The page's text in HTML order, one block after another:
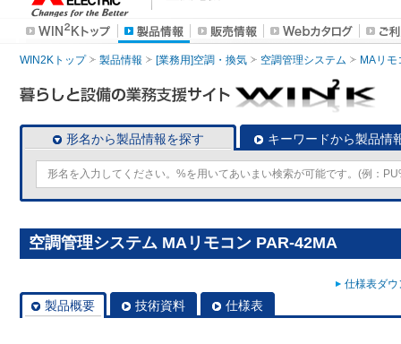
WIN2Kトップ 製品情報 [業務用]空調・換気 空調管理システム MAリモ
形名から製品情報を探す キーワードから製品情
空調管理システム MAリモコン PAR-42MA
仕様表ダ
製品概要 技術資料 仕様表